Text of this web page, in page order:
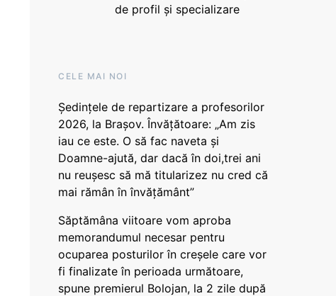
de profil și specializare
CELE MAI NOI
Ședințele de repartizare a profesorilor
2026, la Brașov. Învățătoare: „Am zis
iau ce este. O să fac naveta și
Doamne-ajută, dar dacă în doi,trei ani
nu reușesc să mă titularizez nu cred că
mai rămân în învățământ”
Săptămâna viitoare vom aproba
memorandumul necesar pentru
ocuparea posturilor în creșele care vor
fi finalizate în perioada următoare,
spune premierul Bolojan, la 2 zile după